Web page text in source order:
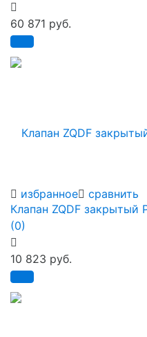
избранное сравнить
60 871 руб.
Клапан ZQDF закрытый
(0)
10 823 руб.